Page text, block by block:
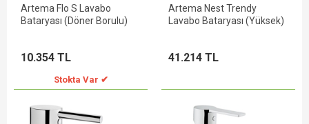
Artema Flo S Lavabo
Bataryası (Döner Borulu)
10.354 TL
Stokta Var ✔
Artema Nest Trendy
Lavabo Bataryası (Yüksek)
41.214 TL